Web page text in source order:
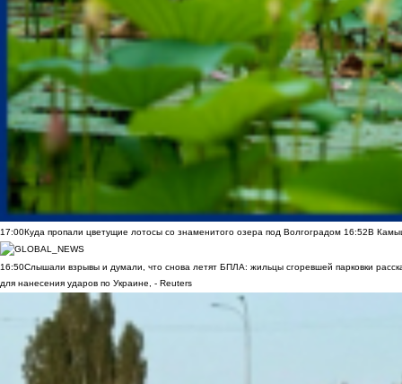
17:00Куда пропали цветущие лотосы со знаменитого озера под Волгоградом 16:52В
16:50Слышали взрывы и думали, что снова летят БПЛА: жильцы сгоревшей парковки
для нанесения ударов по Украине, - Reuters